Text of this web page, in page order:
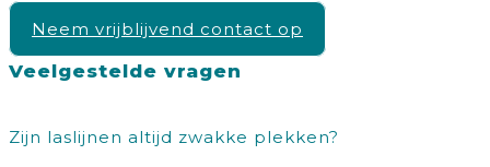
Neem vrijblijvend contact op
Veelgestelde vragen
Zijn laslijnen altijd zwakke plekken?